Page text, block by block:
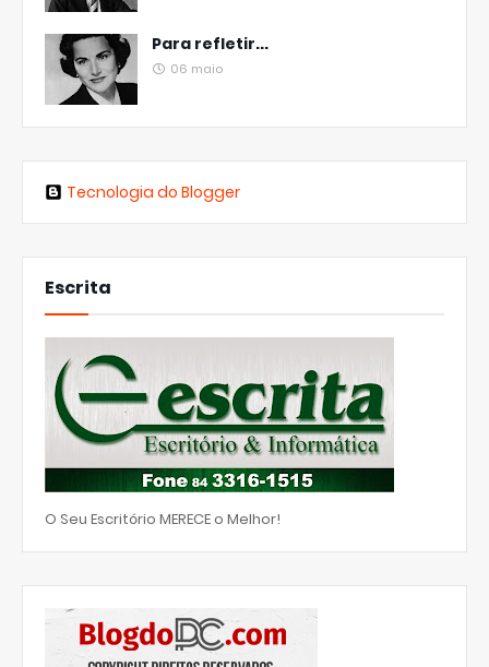
Para refletir...
06 maio
Tecnologia do Blogger
Escrita
O Seu Escritório MERECE o Melhor!